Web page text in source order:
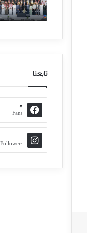
تابعنا
5
Fans
0
Followers